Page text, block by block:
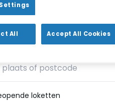
in de buurt!
loketten
All Accept All Cookies